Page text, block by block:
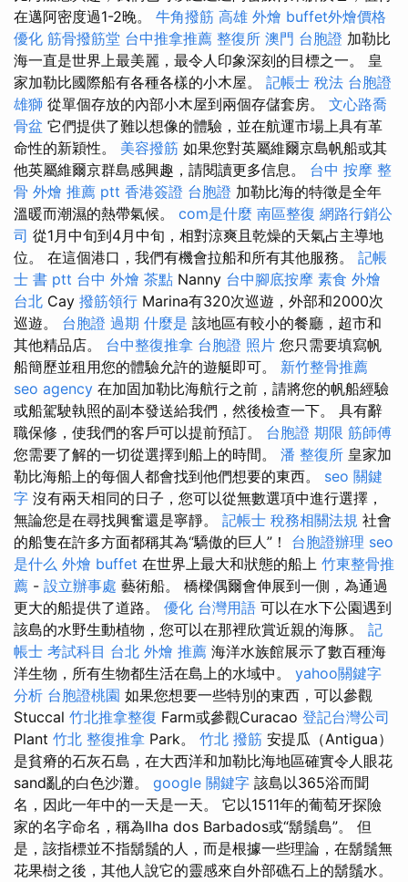
在邁阿密度過1-2晚。 牛角撥筋 高雄 外燴 buffet外燴價格
優化 筋骨撥筋堂 台中推拿推薦 整復所 澳門 台胞證 加勒比
海一直是世界上最美麗，最令人印象深刻的目標之一。 皇
家加勒比國際船有各種各樣的小木屋。 記帳士 稅法 台胞證
雄獅 從單個存放的內部小木屋到兩個存儲套房。 文心路喬
骨盆 它們提供了難以想像的體驗，並在航運市場上具有革
命性的新穎性。 美容撥筋 如果您對英屬維爾京島帆船或其
他英屬維爾京群島感興趣，請閱讀更多信息。 台中 按摩 整
骨 外燴 推薦 ptt 香港簽證 台胞證 加勒比海的特徵是全年
溫暖而潮濕的熱帶氣候。 com是什麼 南區整復 網路行銷公
司 從1月中旬到4月中旬，相對涼爽且乾燥的天氣占主導地
位。 在這個港口，我們有機會拉船和所有其他服務。 記帳
士 書 ptt 台中 外燴 茶點 Nanny 台中腳底按摩 素食 外燴
台北 Cay 撥筋領行 Marina有320次巡遊，外部和2000次
巡遊。 台胞證 過期 什麼是 該地區有較小的餐廳，超市和
其他精品店。 台中整復推拿 台胞證 照片 您只需要填寫帆
船簡歷並租用您的體驗允許的遊艇即可。 新竹整骨推薦
seo agency 在加固加勒比海航行之前，請將您的帆船經驗
或船駕駛執照的副本發送給我們，然後檢查一下。 具有辭
職保修，使我們的客戶可以提前預訂。 台胞證 期限 筋師傅
您需要了解的一切從選擇到船上的時間。 潘 整復所 皇家加
勒比海船上的每個人都會找到他們想要的東西。 seo 關鍵
字 沒有兩天相同的日子，您可以從無數選項中進行選擇，
無論您是在尋找興奮還是寧靜。 記帳士 稅務相關法規 社會
的船隻在許多方面都稱其為“驕傲的巨人”！ 台胞證辦理 seo
是什么 外燴 buffet 在世界上最大和狀態的船上 竹東整骨推
薦 - 設立辦事處 藝術船。 橋樑偶爾會伸展到一側，為通過
更大的船提供了道路。 優化 台灣用語 可以在水下公園遇到
該島的水野生動植物，您可以在那裡欣賞近親的海豚。 記
帳士 考試科目 台北 外燴 推薦 海洋水族館展示了數百種海
洋生物，所有生物都生活在島上的水域中。 yahoo關鍵字
分析 台胞證桃園 如果您想要一些特別的東西，可以參觀
Stuccal 竹北推拿整復 Farm或參觀Curacao 登記台灣公司
Plant 竹北 整復推拿 Park。 竹北 撥筋 安提瓜（Antigua）
是貧瘠的石灰石島，在大西洋和加勒比海地區確實令人眼花
sand亂的白色沙灘。 google 關鍵字 該島以365浴而聞
名，因此一年中的一天是一天。 它以1511年的葡萄牙探險
家的名字命名，稱為Ilha dos Barbados或“鬍鬚島”。 但
是，該指標並不指鬍鬚的人，而是根據一些理論，在鬍鬚無
花果樹之後，其他人說它的靈感來自外部礁石上的鬍鬚水。